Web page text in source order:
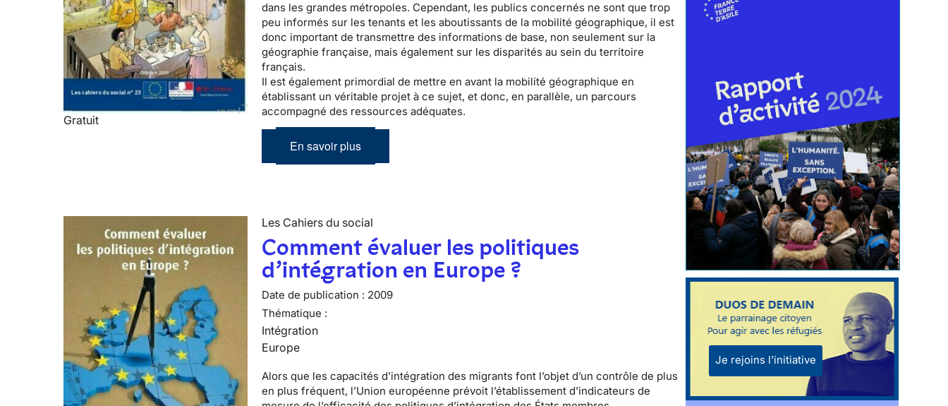
Gratuit
dans les grandes métropoles. Cependant, les publics concernés ne sont que trop
peu informés sur les tenants et les aboutissants de la mobilité géographique, il est
donc important de transmettre des informations de base, non seulement sur la
géographie française, mais également sur les disparités au sein du territoire
français.
Il est également primordial de mettre en avant la mobilité géographique en
établissant un véritable projet à ce sujet, et donc, en parallèle, un parcours
accompagné des ressources adéquates.
En savoir plus
Les Cahiers du social
Comment évaluer les politiques
d’intégration en Europe ?
Date de publication : 2009
Thématique :
Intégration
Europe
Alors que les capacités d’intégration des migrants font l’objet d’un contrôle de plus
en plus fréquent, l’Union européenne prévoit l’établissement d’indicateurs de
Je rejoins l'initiative